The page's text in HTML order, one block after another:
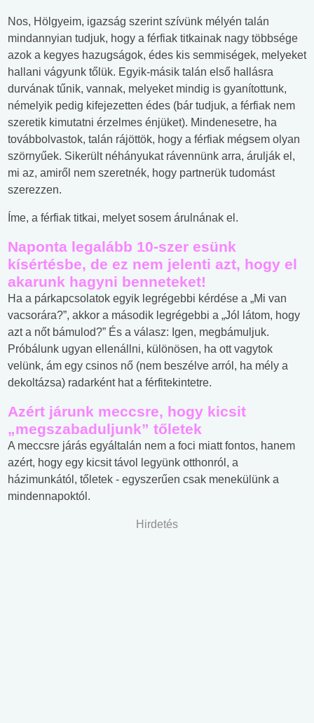
Nos, Hölgyeim, igazság szerint szívünk mélyén talán
mindannyian tudjuk, hogy a férfiak titkainak nagy többsége
azok a kegyes hazugságok, édes kis semmiségek, melyeket
hallani vágyunk tőlük. Egyik-másik talán első hallásra
durvának tűnik, vannak, melyeket mindig is gyanítottunk,
némelyik pedig kifejezetten édes (bár tudjuk, a férfiak nem
szeretik kimutatni érzelmes énjüket). Mindenesetre, ha
továbbolvastok, talán rájöttök, hogy a férfiak mégsem olyan
szörnyűek. Sikerült néhányukat rávennünk arra, árulják el,
mi az, amiről nem szeretnék, hogy partnerük tudomást
szerezzen.
Íme, a férfiak titkai, melyet sosem árulnának el.
Naponta legalább 10-szer esünk
kísértésbe, de ez nem jelenti azt, hogy el
akarunk hagyni benneteket!
Ha a párkapcsolatok egyik legrégebbi kérdése a „Mi van
vacsorára?”, akkor a második legrégebbi a „Jól látom, hogy
azt a nőt bámulod?” És a válasz: Igen, megbámuljuk.
Próbálunk ugyan ellenállni, különösen, ha ott vagytok
velünk, ám egy csinos nő (nem beszélve arról, ha mély a
dekoltázsa) radarként hat a férfitekintetre.
Azért járunk meccsre, hogy kicsit
„megszabaduljunk” tőletek
A meccsre járás egyáltalán nem a foci miatt fontos, hanem
azért, hogy egy kicsit távol legyünk otthonról, a
házimunkától, tőletek - egyszerűen csak menekülünk a
mindennapoktól.
Hirdetés